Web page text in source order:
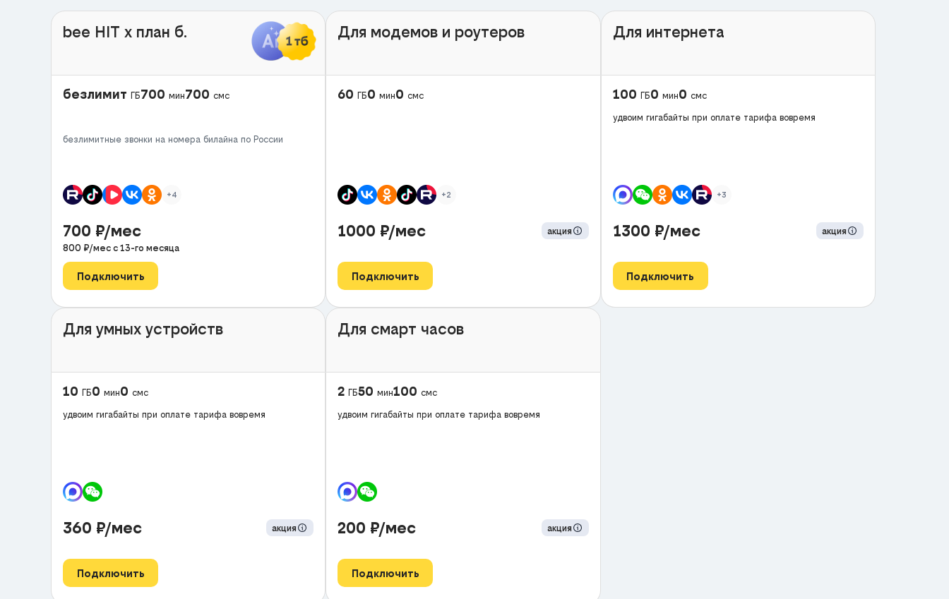
bee HIT x план б.
безлимит ГБ700 мин700 смс
безлимитные звонки на номера билайна по России
+4
700 ₽/мес
800 ₽/мес с 13-го месяца
Подключить
Для модемов и роутеров
60 ГБ0 мин0 смс
+2
1000 ₽/мес акция
Подключить
Для интернета
100 ГБ0 мин0 смс
удвоим гигабайты при оплате тарифа вовремя
+3
1300 ₽/мес акция
Подключить
Для умных устройств
10 ГБ0 мин0 смс
удвоим гигабайты при оплате тарифа вовремя
360 ₽/мес акция
Подключить
Для смарт часов
2 ГБ50 мин100 смс
удвоим гигабайты при оплате тарифа вовремя
200 ₽/мес акция
Подключить